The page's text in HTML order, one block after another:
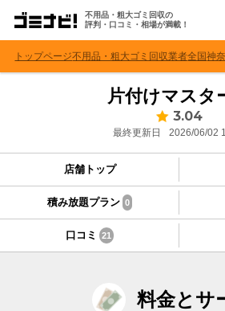
不用品・粗大ゴミ回収の
評判・口コミ・相場が満載！
トップページ不用品・粗大ゴミ回収業者全国神
片付けマスタ
3.04
最終更新日 2026/06/02
店舗トップ
積み放題プラン 0
口コミ 21
料金とサ